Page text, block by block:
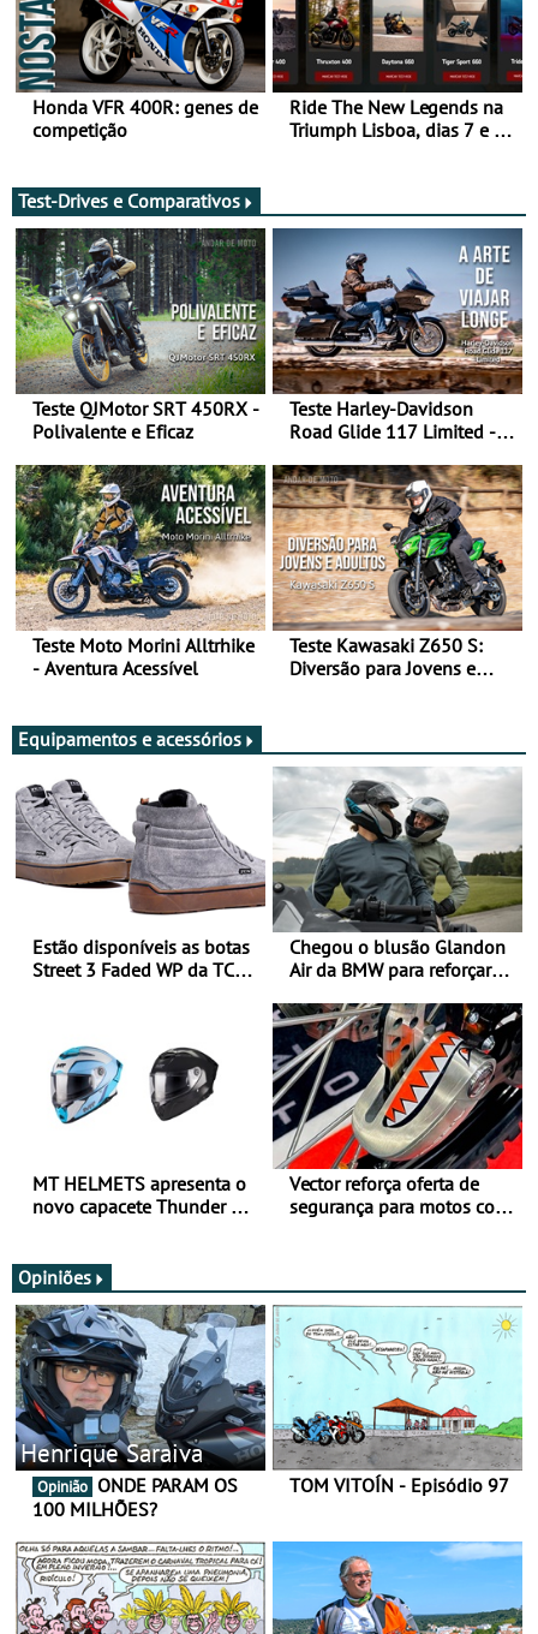
Honda VFR 400R: genes de
competição
Ride The New Legends na
Triumph Lisboa, dias 7 e 8
Test-Drives e Comparativos
Teste QJMotor SRT 450RX -
Polivalente e Eficaz
Teste Harley-Davidson
Road Glide 117 Limited - A
Teste Moto Morini Alltrhike
- Aventura Acessível
Teste Kawasaki Z650 S:
Diversão para Jovens e
Equipamentos e acessórios
Estão disponíveis as botas
Street 3 Faded WP da TCX
Chegou o blusão Glandon
Air da BMW para reforçar
verão
MT HELMETS apresenta o
novo capacete Thunder 4 R
Vector reforça oferta de
segurança para motos com
Opiniões
Henrique Saraiva
Opinião
100 MILHÕES?
TOM VITOÍN - Episódio 97